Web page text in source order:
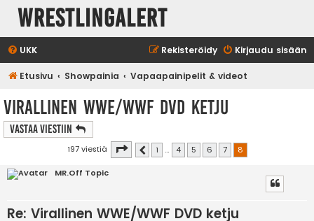
WrestlingAlert
UKK Kirjaudu sisään
Rekisteröidy
Etusivu Showpainia Vapaapainipelit & videot
Virallinen WWE/WWF DVD ketju
Vastaa Viestiin
197 viestiä Sivu 8
Edellinen
1 … 4 5 6 7 8
MR.Off Topic
Re: Virallinen WWE/WWF DVD ketju